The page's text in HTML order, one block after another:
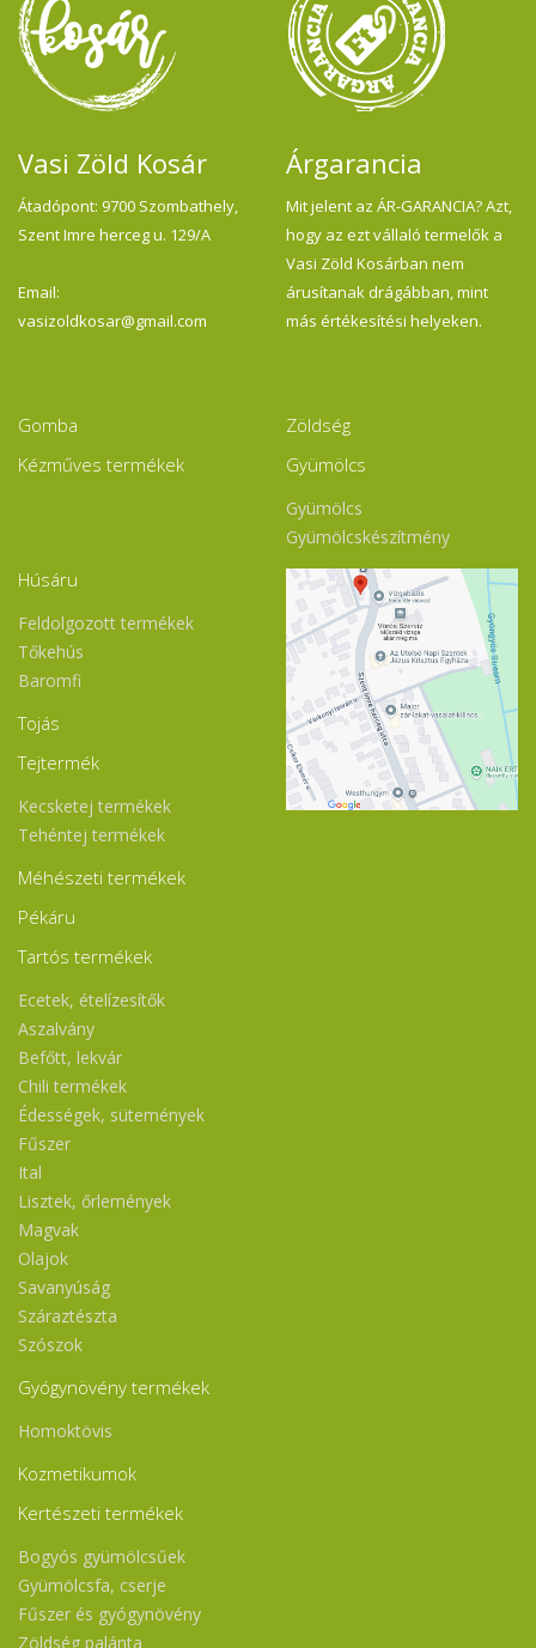
Vasi Zöld Kosár
Átadópont: 9700 Szombathely,
Szent Imre herceg u. 129/A
Email:
vasizoldkosar@gmail.com
Árgarancia
Mit jelent az ÁR-GARANCIA? Azt,
hogy az ezt vállaló termelők a
Vasi Zöld Kosárban nem
árusítanak drágábban, mint
más értékesítési helyeken.
Gomba
Kézműves termékek
Zöldség
Gyümölcs
Gyümölcs
Gyümölcskészítmény
Húsáru
Feldolgozott termékek
Tőkehús
Baromfi
Tojás
Tejtermék
Kecsketej termékek
Tehéntej termékek
Méhészeti termékek
Pékáru
Tartós termékek
Ecetek, ételízesítők
Aszalvány
Befőtt, lekvár
Chili termékek
Édességek, sütemények
Fűszer
Ital
Lisztek, őrlemények
Magvak
Olajok
Savanyúság
Száraztészta
Szószok
Gyógynövény termékek
Homoktövis
Kozmetikumok
Kertészeti termékek
Bogyós gyümölcsűek
Gyümölcsfa, cserje
Fűszer és gyógynövény
Zöldség palánta